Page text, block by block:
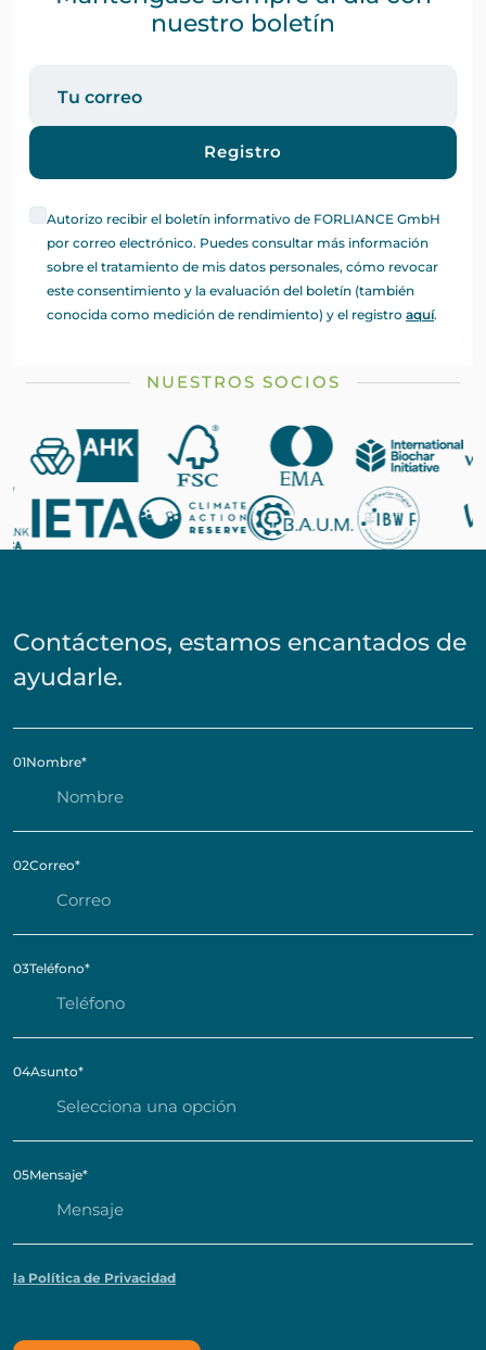
nuestro boletín
Registro
Autorizo recibir el boletín informativo de FORLIANCE GmbH
por correo electrónico. Puedes consultar más información
sobre el tratamiento de mis datos personales, cómo revocar
este consentimiento y la evaluación del boletín (también
conocida como medición de rendimiento) y el registro aquí.
NUESTROS SOCIOS
Contáctenos, estamos encantados de
ayudarle.
01Nombre*
02Correo*
03Teléfono*
04Asunto*
05Mensaje*
la Política de Privacidad